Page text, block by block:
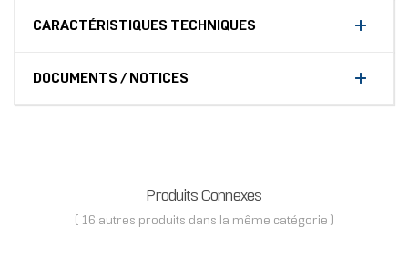
CARACTÉRISTIQUES TECHNIQUES
DOCUMENTS / NOTICES
Produits Connexes
( 16 autres produits dans la même catégorie )